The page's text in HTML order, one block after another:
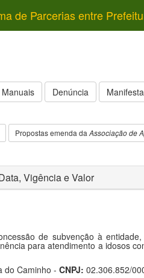
de Parcerias entre
Manuais Denúncia
Propostas emenda da Associação de
Vigência e Valor
de subvenção à
para atendimento a idosos
do Caminho - CNPJ: 02.306.852/